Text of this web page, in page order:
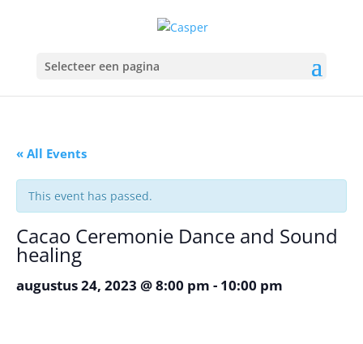
Selecteer een pagina
« All Events
This event has passed.
Cacao Ceremonie Dance and Sound
healing
augustus 24, 2023 @ 8:00 pm - 10:00 pm